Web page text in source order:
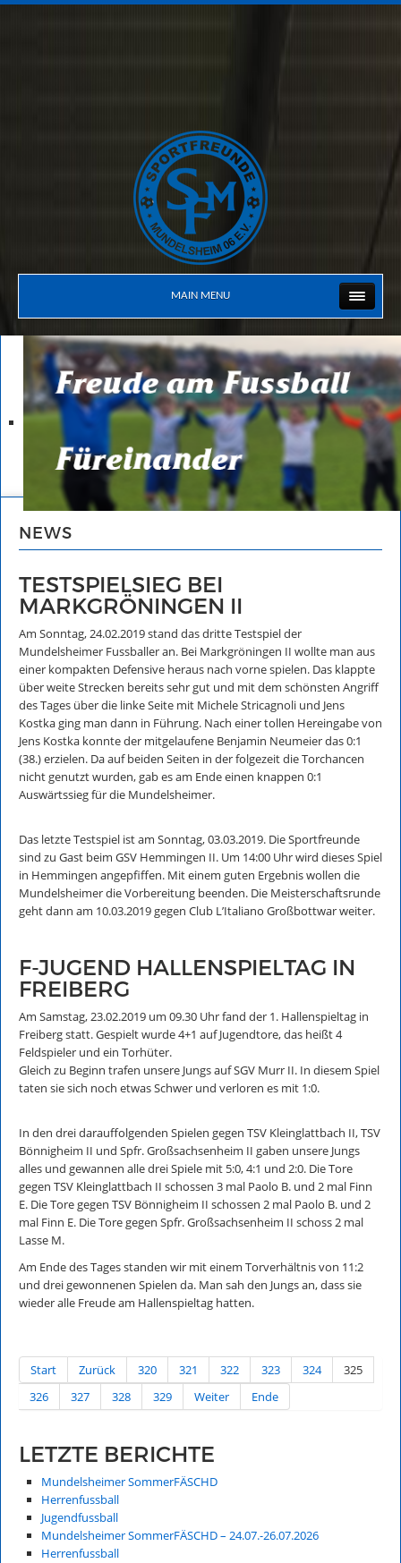
MAIN MENU
NEWS
TESTSPIELSIEG BEI
MARKGRÖNINGEN II
Am Sonntag, 24.02.2019 stand das dritte Testspiel der
Mundelsheimer Fussballer an. Bei Markgröningen II wollte man aus
einer kompakten Defensive heraus nach vorne spielen. Das klappte
über weite Strecken bereits sehr gut und mit dem schönsten Angriff
des Tages über die linke Seite mit Michele Stricagnoli und Jens
Kostka ging man dann in Führung. Nach einer tollen Hereingabe von
Jens Kostka konnte der mitgelaufene Benjamin Neumeier das 0:1
(38.) erzielen. Da auf beiden Seiten in der folgezeit die Torchancen
nicht genutzt wurden, gab es am Ende einen knappen 0:1
Auswärtssieg für die Mundelsheimer.
Das letzte Testspiel ist am Sonntag, 03.03.2019. Die Sportfreunde
sind zu Gast beim GSV Hemmingen II. Um 14:00 Uhr wird dieses Spiel
in Hemmingen angepfiffen. Mit einem guten Ergebnis wollen die
Mundelsheimer die Vorbereitung beenden. Die Meisterschaftsrunde
geht dann am 10.03.2019 gegen Club L’Italiano Großbottwar weiter.
F-JUGEND HALLENSPIELTAG IN
FREIBERG
Am Samstag, 23.02.2019 um 09.30 Uhr fand der 1. Hallenspieltag in
Freiberg statt. Gespielt wurde 4+1 auf Jugendtore, das heißt 4
Feldspieler und ein Torhüter.
Gleich zu Beginn trafen unsere Jungs auf SGV Murr II. In diesem Spiel
taten sie sich noch etwas Schwer und verloren es mit 1:0.
In den drei darauffolgenden Spielen gegen TSV Kleinglattbach II, TSV
Bönnigheim II und Spfr. Großsachsenheim II gaben unsere Jungs
alles und gewannen alle drei Spiele mit 5:0, 4:1 und 2:0. Die Tore
gegen TSV Kleinglattbach II schossen 3 mal Paolo B. und 2 mal Finn
E. Die Tore gegen TSV Bönnigheim II schossen 2 mal Paolo B. und 2
mal Finn E. Die Tore gegen Spfr. Großsachsenheim II schoss 2 mal
Lasse M.
Am Ende des Tages standen wir mit einem Torverhältnis von 11:2
und drei gewonnenen Spielen da. Man sah den Jungs an, dass sie
wieder alle Freude am Hallenspieltag hatten.
Start Zurück 320 321 322 323 324
325
326
327 328 329 Weiter Ende
LETZTE BERICHTE
Mundelsheimer SommerFÄSCHD
Herrenfussball
Jugendfussball
Mundelsheimer SommerFÄSCHD – 24.07.-26.07.2026
Herrenfussball